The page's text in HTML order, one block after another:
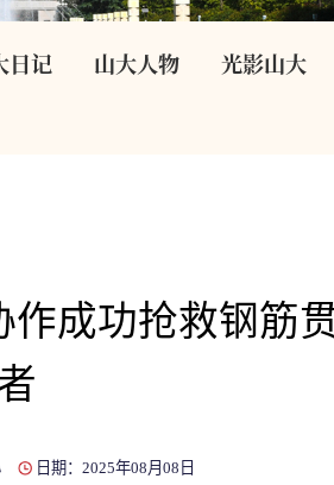
日记 山大人物 光影山大
成功抢救钢筋
日期：2025年08月08日